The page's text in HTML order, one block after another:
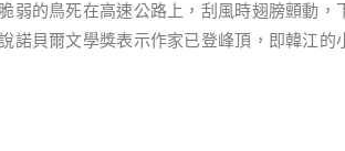
的鳥死在高速公路上，刮風時翅膀顫動，
諾貝爾文學獎表示作家已登峰頂，即韓江的